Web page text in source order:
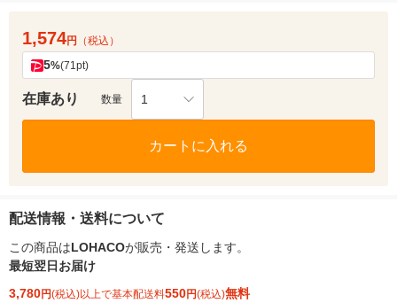
1,574円 （税込）
5%(71pt)
在庫あり 数量 1
カートに入れる
配送情報・送料について
この商品はLOHACOが販売・発送します。
最短翌日お届け
3,780円(税込)以上で基本配送料550円(税込)無料